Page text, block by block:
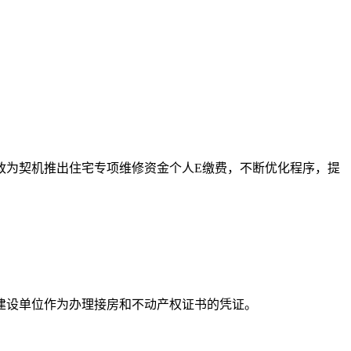
契机推出住宅专项维修资金个人E缴费，不断优化程序，提
单位作为办理接房和不动产权证书的凭证。